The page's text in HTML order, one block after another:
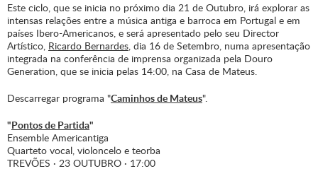
Este ciclo, que se inicia no próximo dia 21 de Outubro, irá explorar as
intensas relações entre a música antiga e barroca em Portugal e em
países Ibero-Americanos, e será apresentado pelo seu Director
Artístico, Ricardo Bernardes, dia 16 de Setembro, numa apresentação
integrada na conferência de imprensa organizada pela Douro
Generation, que se inicia pelas 14:00, na Casa de Mateus.
Descarregar programa "Caminhos de Mateus".
"Pontos de Partida"
Ensemble Americantiga
Quarteto vocal, violoncelo e teorba
TREVÕES · 23 OUTUBRO · 17:00